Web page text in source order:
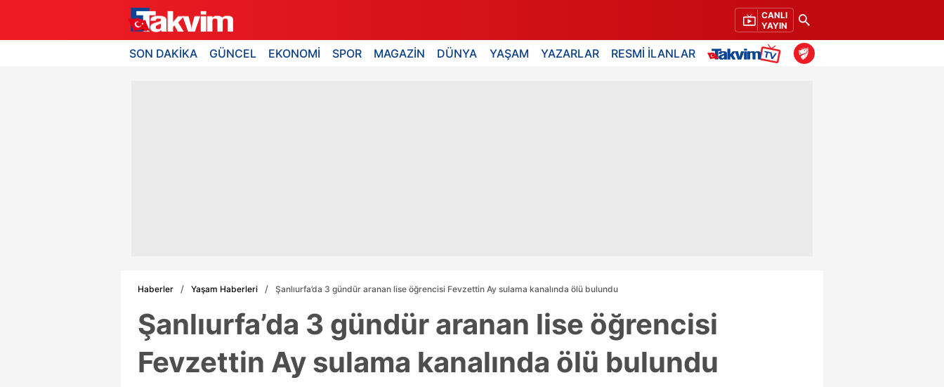
CANLI
YAYIN
SON DAKİKA GÜNCEL EKONOMİ SPOR MAGAZİN DÜNYA YAŞAM YAZARLAR RESMİ İLANLAR
Haberler Yaşam Haberleri Şanlıurfa’da 3 gündür aranan lise öğrencisi Fevzettin Ay sulama kanalında ölü bulundu
Şanlıurfa’da 3 gündür aranan lise öğrencisi
Fevzettin Ay sulama kanalında ölü bulundu